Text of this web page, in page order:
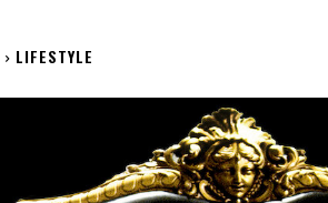
LIFESTYLE